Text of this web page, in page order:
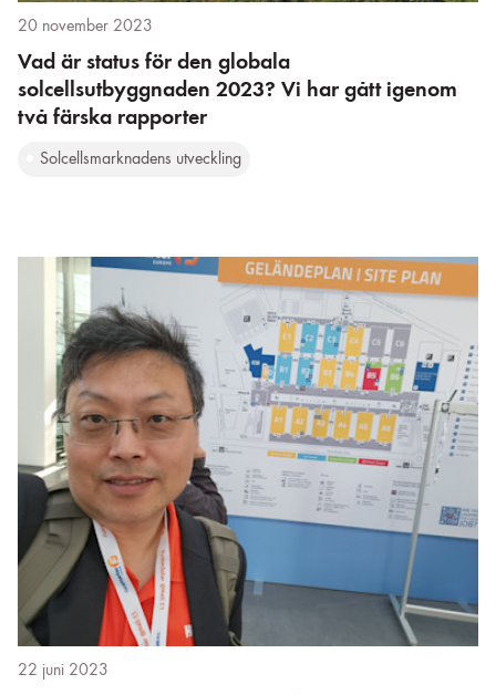
20 november 2023
Vad är status för den globala
solcellsutbyggnaden 2023? Vi har gått igenom
två färska rapporter
Solcellsmarknadens utveckling
22 juni 2023